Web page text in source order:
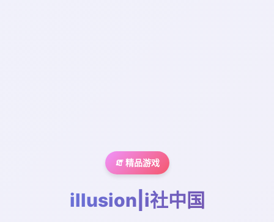
🧯 精品游戏
illusion|i社中国